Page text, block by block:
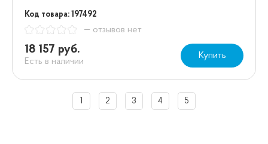
Код товара: 197492
— отзывов нет
18 157 руб.
Есть в наличии
Купить
1 2 3 4 5